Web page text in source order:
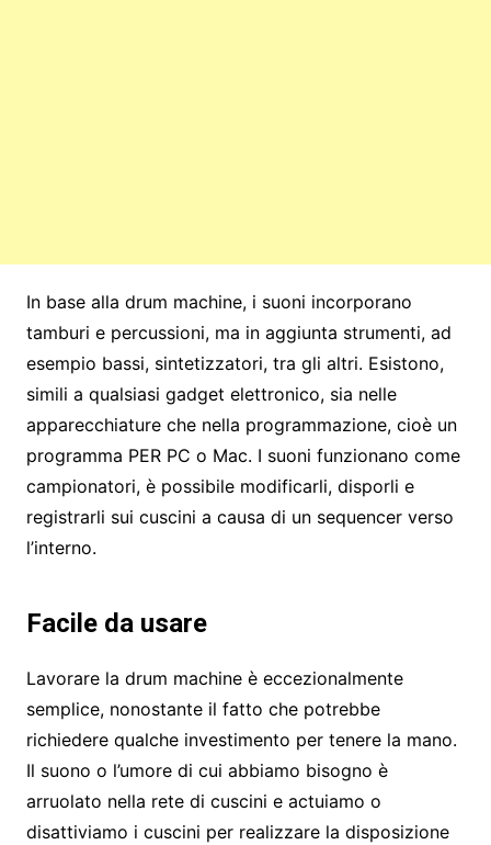
In base alla drum machine, i suoni incorporano
tamburi e percussioni, ma in aggiunta strumenti, ad
esempio bassi, sintetizzatori, tra gli altri. Esistono,
simili a qualsiasi gadget elettronico, sia nelle
apparecchiature che nella programmazione, cioè un
programma PER PC o Mac. I suoni funzionano come
campionatori, è possibile modificarli, disporli e
registrarli sui cuscini a causa di un sequencer verso
l’interno.
Facile da usare
Lavorare la drum machine è eccezionalmente
semplice, nonostante il fatto che potrebbe
richiedere qualche investimento per tenere la mano.
Il suono o l’umore di cui abbiamo bisogno è
arruolato nella rete di cuscini e actuiamo o
disattiviamo i cuscini per realizzare la disposizione